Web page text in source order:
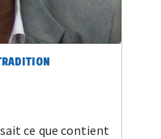
ce que contient